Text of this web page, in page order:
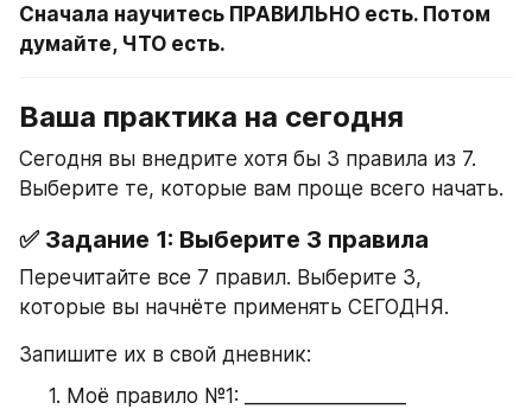
Сначала научитесь ПРАВИЛЬНО есть. Потом
думайте, ЧТО есть.
Ваша практика на сегодня
Сегодня вы внедрите хотя бы 3 правила из 7.
Выберите те, которые вам проще всего начать.
✅ Задание 1: Выберите 3 правила
Перечитайте все 7 правил. Выберите 3,
которые вы начнёте применять СЕГОДНЯ.
Запишите их в свой дневник:
Моё правило №1: _________________